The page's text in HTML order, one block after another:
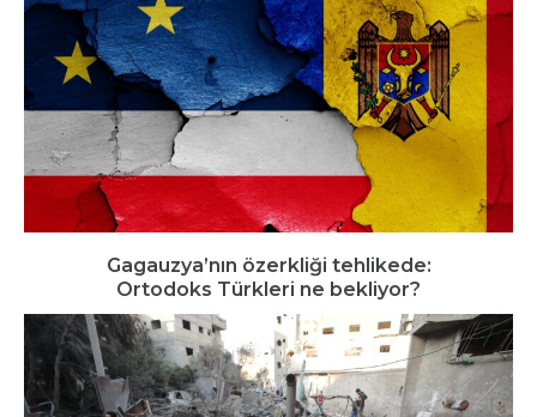
Gagauzya’nın özerkliği tehlikede:
Ortodoks Türkleri ne bekliyor?